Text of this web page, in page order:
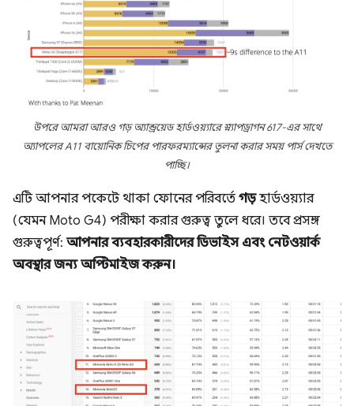
উপরে আমরা আরও গড় অ্যান্ড্রয়েড হার্ডওয়্যারে স্ন্যাপড্রাগন 617-এর সাথে
অ্যাপলের A11 বায়োনিক চিপের পারফরম্যান্সের তুলনা করার সময় পার্স দেখতে
পাচ্ছি।
এটি আপনার পকেটে থাকা ফোনের পরিবর্তে গড়হার্ডওয়্যার
(যেমন Moto G4) পরীক্ষা করার গুরুত্ব তুলে ধরে। তবে প্রসঙ্গ
গুরুত্বপূর্ণ: আপনার ব্যবহারকারীদের ডিভাইস এবং নেটওয়ার্ক
অবস্থার জন্য অপ্টিমাইজ করুন।